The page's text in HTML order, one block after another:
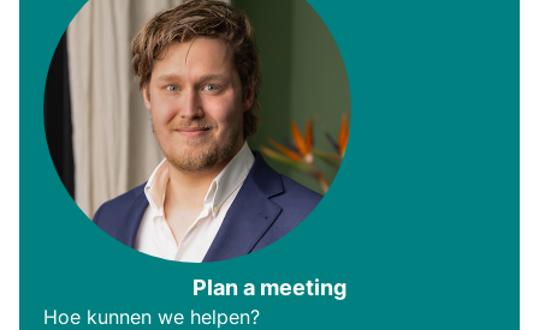
Plan a meeting
Hoe kunnen we helpen?